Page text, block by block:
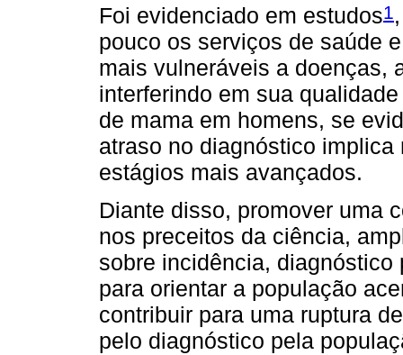
Foi evidenciado em estudos1
pouco os serviços de saúde
mais vulneráveis a doenças,
interferindo em sua
de mama em homens, se
atraso no diagnóstico
estágios mais avançados.
Diante disso, promover uma
nos preceitos da ciência,
sobre incidência,
para orientar a população
contribuir para uma ruptura
pelo diagnóstico pela